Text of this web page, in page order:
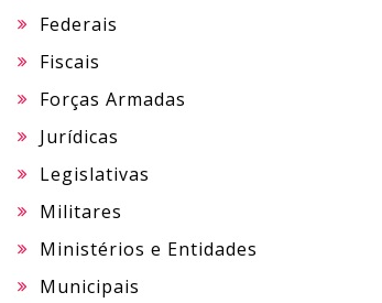
Federais
Fiscais
Forças Armadas
Jurídicas
Legislativas
Militares
Ministérios e Entidades
Municipais